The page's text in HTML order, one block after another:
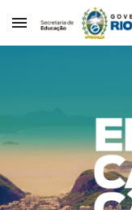
Skip to main content